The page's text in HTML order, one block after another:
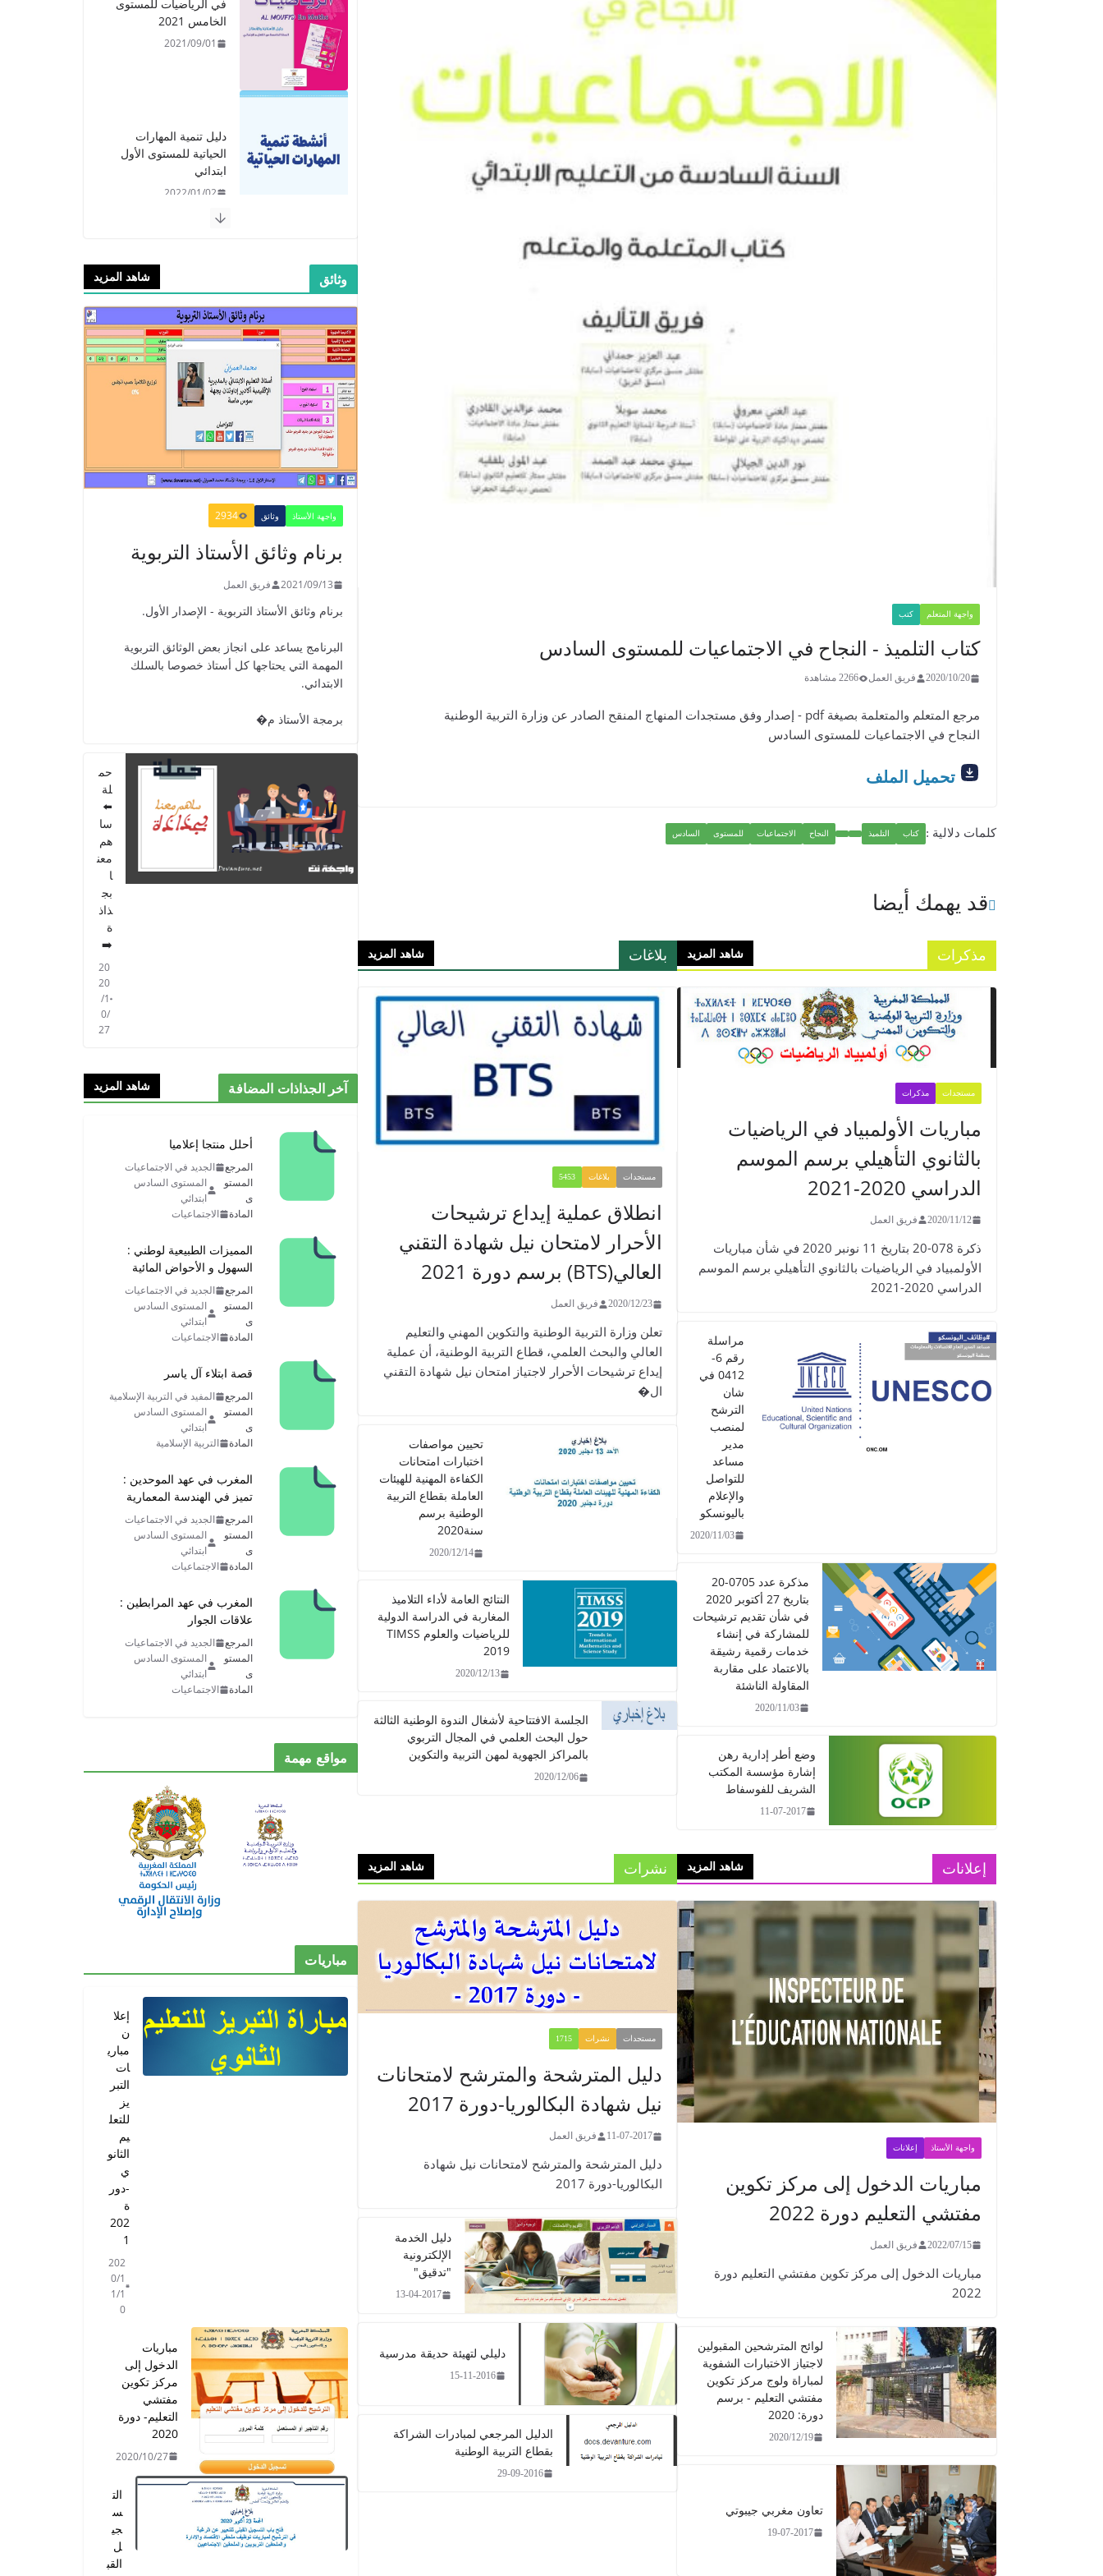
واجهة المتعلم كتب
كتاب التلميذ - النجاح في الاجتماعيات للمستوى السادس
2020/10/20 فريق العمل 2266 مشاهدة
مرجع المتعلم والمتعلمة بصيغة pdf - إصدار وفق مستجدات المنهاج المنقح الصادر عن وزارة التربية الوطنية
النجاح في الاجتماعيات للمستوى السادس
تحميل الملف
كلمات دلالية : كتاب التلميذ النجاح الاجتماعيات للمستوى السادس
قد يهمك أيضا
مذكرات شاهد المزيد
مستجدات مذكرات
مباريات الأولمبياد في الرياضيات
بالثانوي التأهيلي برسم الموسم
الدراسي 2020-2021
2020/11/12 فريق العمل
ذكرة 078-20 بتاريخ 11 نونبر 2020 في شأن مباريات
الأولمبياد في الرياضيات بالثانوي التأهيلي برسم الموسم
الدراسي 2020-2021
مراسلة
رقم 6-
0412 في
شان
الترشح
لمنصب
مدير
مساعد
للتواصل
والإعلام
باليونسكو
2020/11/03
مذكرة عدد 0705-20
بتاريخ 27 أكتوبر 2020
في شأن تقديم ترشيحات
للمشاركة في إنشاء
خدمات رقمية رشيقة
بالاعتماد على مقاربة
المقاولة الناشئة
2020/11/03
وضع أطر إدارية رهن
إشارة مؤسسة المكتب
الشريف للفوسفاط
11-07-2017
بلاغات شاهد المزيد
مستجدات بلاغات 5453
انطلاق عملية إيداع ترشيحات
الأحرار لامتحان نيل شهادة التقني
العالي(BTS) برسم دورة 2021
2020/12/23 فريق العمل
تعلن وزارة التربية الوطنية والتكوين المهني والتعليم
العالي والبحث العلمي، قطاع التربية الوطنية، أن عملية
إيداع ترشيحات الأحرار لاجتياز امتحان نيل شهادة التقني
ال�
تحيين مواصفات
اختبارات امتحانات
الكفاءة المهنية للهيئات
العاملة بقطاع التربية
الوطنية برسم
سنة2020
2020/12/14
النتائج العامة لأداء التلاميذ
المغاربة في الدراسة الدولية
للرياضيات والعلوم TIMSS
2019
2020/12/13
الجلسة الافتتاحية لأشغال الندوة الوطنية الثالثة
حول البحث العلمي في المجال التربوي
بالمراكز الجهوية لمهن التربية والتكوين
2020/12/06
إعلانات شاهد المزيد
واجهة الأستاذ إعلانات
مباريات الدخول إلى مركز تكوين
مفتشي التعليم دورة 2022
2022/07/15 فريق العمل
مباريات الدخول إلى مركز تكوين مفتشي التعليم دورة
2022
لوائح المترشحين المقبولين
لاجتياز الاختبارات الشفوية
لمباراة ولوج مركز تكوين
مفتشي التعليم - برسم
دورة: 2020
2020/12/19
تعاون مغربي جيبوتي
19-07-2017
نشرات شاهد المزيد
مستجدات نشرات 1715
​​​​دليل المترشحة والمترشح لامتحانات
نيل شهادة البكالوريا-دورة 2017
11-07-2017 فريق العمل
​​​​دليل المترشحة والمترشح لامتحانات نيل شهادة
البكالوريا-دورة 2017
دليل الخدمة
الإلكترونية
"تدقيق"
13-04-2017
دليلي لتهيئة حديقة مدرسية​
15-11-2016
الدليل المرجعي لمبادرات الشراكة
بقطاع التربية الوطنية
29-09-2016
العربية للمستوى الرابع -
​Guide Prof - ​​​Guide
Mes apprentissages
en Français 6 AEP
-2021
2021/09/01
الدليل البيداغوجي لتنمية
المهارات الحياتية
PROFESSEUR -
PARCOURS - 6ème
وثائق شاهد المزيد
واجهة الأستاذ وثائق 2934
برنام وثائق الأستاذ التربوية
2021/09/13 فريق العمل
برنام وثائق الأستاذ التربوية - الإصدار الأول.
البرنامج يساعد على انجاز بعض الوثائق التربوية
المهمة التي يحتاجها كل أستاذ خصوصا بالسلك
الابتدائي.
برمجة الأستاذ م�
حم
لة
⬅️
سا
هم
معن
ا
بج
ذاذ
ة
➡️
20
20
/1
0/
27
آخر الجذاذات المضافة شاهد المزيد
أحلل منتجا إعلاميا
المرجع
الجديد في الاجتماعيات
المستو
ى
المستوى السادس
ابتدائي
المادة
الاجتماعيات
المميزات الطبيعية لوطني :
السهول و الأحواض المائية
المرجع
الجديد في الاجتماعيات
المستو
ى
المستوى السادس
ابتدائي
المادة
الاجتماعيات
قصة ابتلاء آل ياسر
المرجع
المفيد في التربية الإسلامية
المستو
ى
المستوى السادس
ابتدائي
المادة
التربية الإسلامية
المغرب في عهد الموحدين :
تميز في الهندسة المعمارية
المرجع
الجديد في الاجتماعيات
المستو
ى
المستوى السادس
ابتدائي
المادة
الاجتماعيات
المغرب في عهد المرابطين :
علاقات الجوار
المرجع
الجديد في الاجتماعيات
المستو
ى
المستوى السادس
ابتدائي
المادة
الاجتماعيات
مواقع مهمة
مباريات
إعلا
ن
مباري
ات
التبر
يز
للتعل
يم
الثانو
ي
-دور
ة
202
1
202
0/1
1/1
0
مباريات
الدخول إلى
مركز تكوين
مفتشي
التعليم- دورة
2020
2020/10/27
الت
س
جي
ل
القب